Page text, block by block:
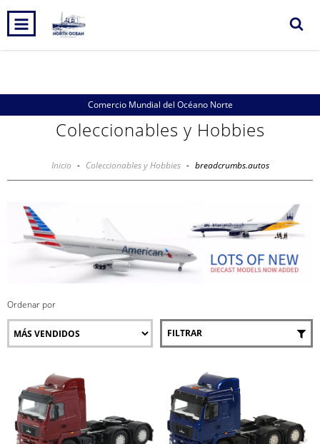
INICIO 0
Comercio Mundial del Océano Norte
Coleccionables y Hobbies
Inicio - Coleccionables y Hobbies - breadcrumbs.autos
Ordenar por
FILTRAR